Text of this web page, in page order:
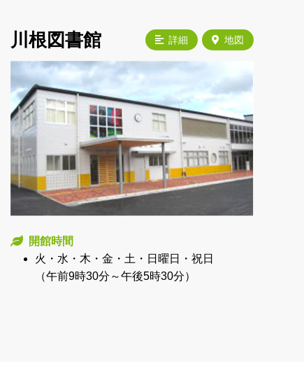
詳細 地図
川根図書館
開館時間
火・水・木・金・土・日曜日・祝日
（午前9時30分～午後5時30分）